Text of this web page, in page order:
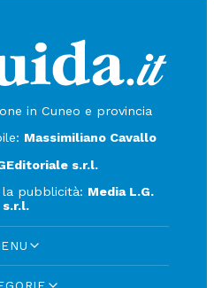
in Cuneo e provincia
Massimiliano Cavallo
s.r.l.
pubblicità: Media L.G.
s.r.l.